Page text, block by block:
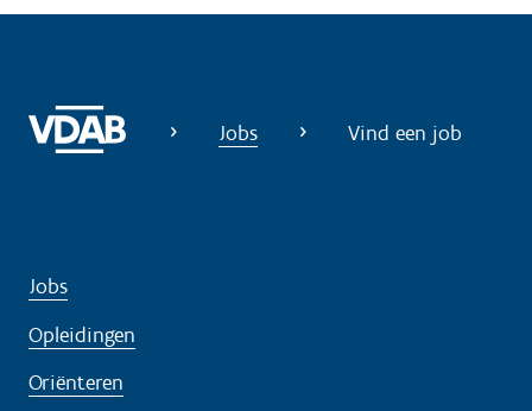
l
Jobs Vind een job
Jobs
Opleidingen
Oriënteren